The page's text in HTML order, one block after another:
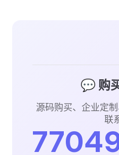
💬 购
源码购买、企业定
联